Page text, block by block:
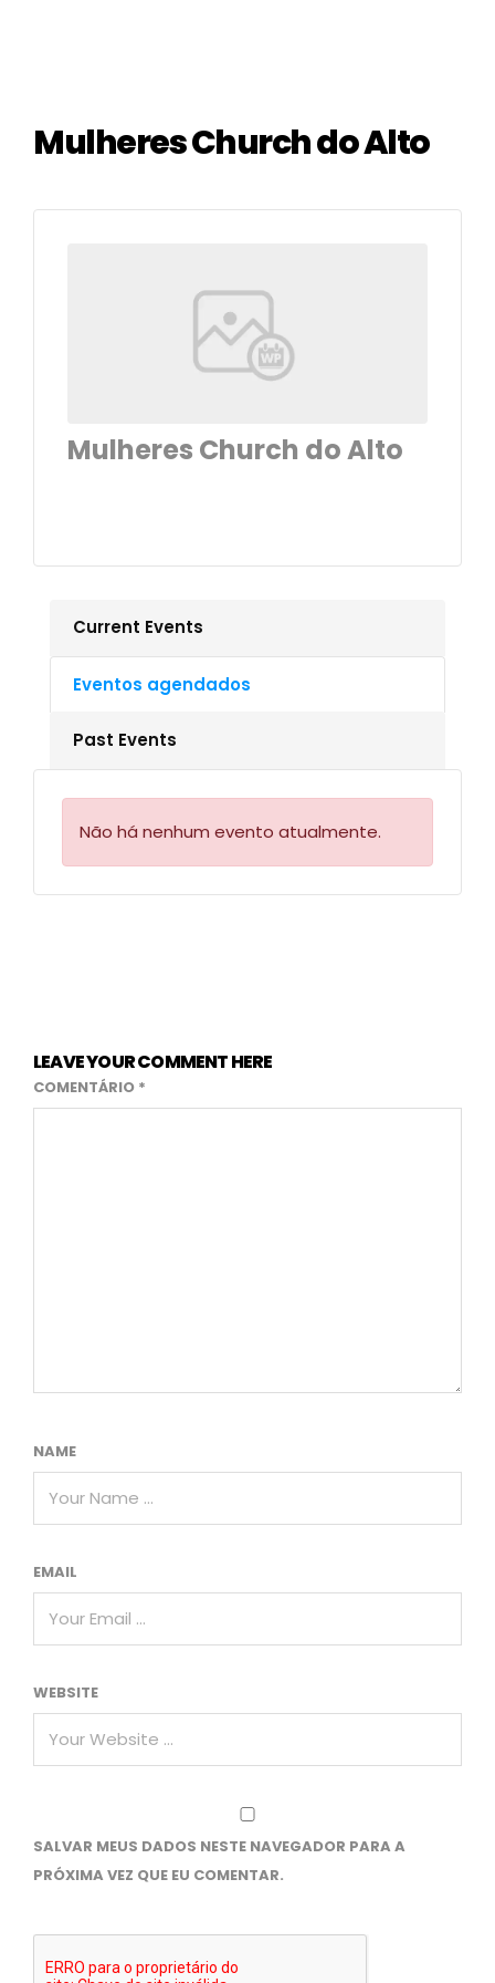
Mulheres Church do Alto
Mulheres Church do Alto
Current Events
Eventos agendados
Past Events
Não há nenhum evento atualmente.
LEAVE YOUR COMMENT HERE
COMENTÁRIO *
NAME
EMAIL
WEBSITE
SALVAR MEUS DADOS NESTE NAVEGADOR PARA A
PRÓXIMA VEZ QUE EU COMENTAR.